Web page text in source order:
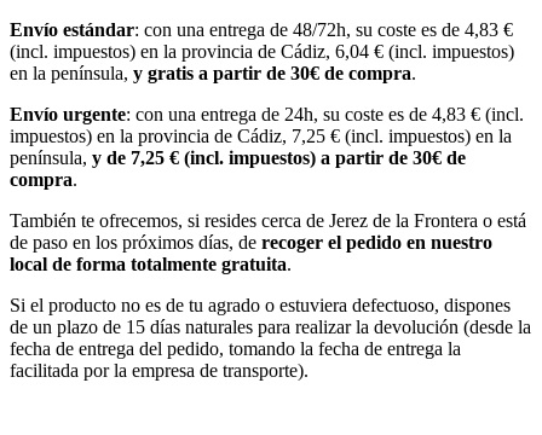
Envío estándar: con una entrega de 48/72h, su coste es de 4,83 €
(incl. impuestos) en la provincia de Cádiz, 6,04 € (incl. impuestos)
en la península, y gratis a partir de 30€ de compra.
Envío urgente: con una entrega de 24h, su coste es de 4,83 € (incl.
impuestos) en la provincia de Cádiz, 7,25 € (incl. impuestos) en la
península, y de 7,25 € (incl. impuestos) a partir de 30€ de
compra.
También te ofrecemos, si resides cerca de Jerez de la Frontera o está
de paso en los próximos días, de recoger el pedido en nuestro
local de forma totalmente gratuita.
Si el producto no es de tu agrado o estuviera defectuoso, dispones
de un plazo de 15 días naturales para realizar la devolución (desde la
fecha de entrega del pedido, tomando la fecha de entrega la
facilitada por la empresa de transporte).